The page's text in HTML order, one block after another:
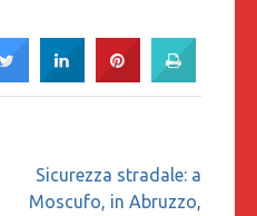
Sicurezza stradale: a
Moscufo, in Abruzzo,